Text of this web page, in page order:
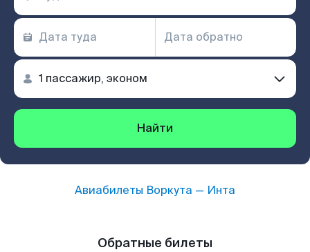
Найти
Авиабилеты Воркута — Инта
Обратные билеты